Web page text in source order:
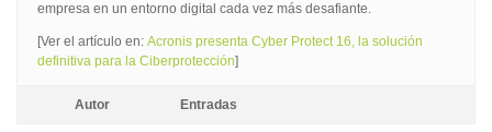
empresa en un entorno digital cada vez más desafiante.
[Ver el artículo en: Acronis presenta Cyber Protect 16, la solución
definitiva para la Ciberprotección]
Autor Entradas